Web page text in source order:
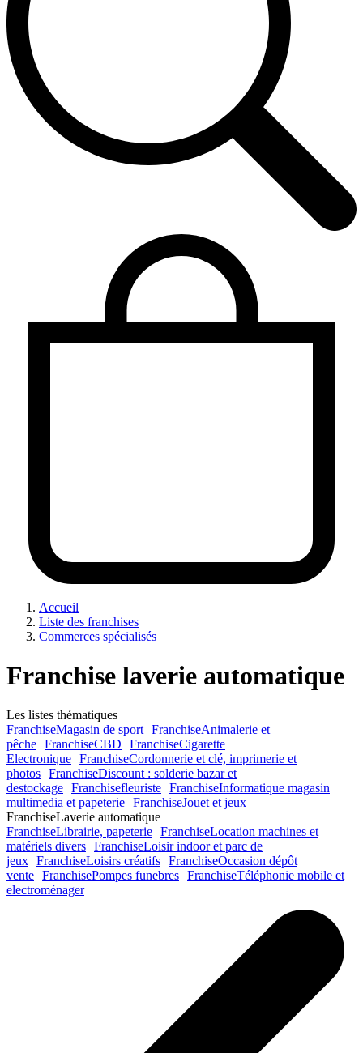
Accueil
Liste des franchises
Commerces spécialisés
Franchise laverie automatique
Les listes thématiques
FranchiseMagasin de sport FranchiseAnimalerie et
pêche FranchiseCBD FranchiseCigarette
Electronique FranchiseCordonnerie et clé, imprimerie et
photos FranchiseDiscount : solderie bazar et
destockage Franchisefleuriste FranchiseInformatique magasin
multimedia et papeterie FranchiseJouet et jeux
FranchiseLaverie automatique
FranchiseLibrairie, papeterie FranchiseLocation machines et
matériels divers FranchiseLoisir indoor et parc de
jeux FranchiseLoisirs créatifs FranchiseOccasion dépôt
vente FranchisePompes funebres FranchiseTéléphonie mobile et
electroménager